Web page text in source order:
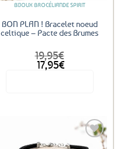
BIJOUX BROCÉLIANDE SPIRIT
BON PLAN ! Bracelet noeud
celtique – Pacte des Brumes
19,95€
Le
prix
17,95€
Le
prix